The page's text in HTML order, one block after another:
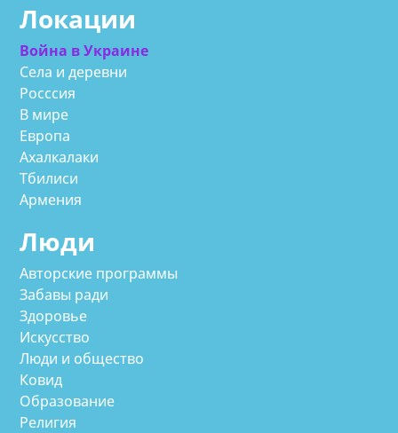
Локации
Война в Украине
Села и деревни
Росссия
В мире
Европа
Ахалкалаки
Тбилиси
Армения
Люди
Авторские программы
Забавы ради
Здоровье
Искусство
Люди и общество
Ковид
Образование
Религия